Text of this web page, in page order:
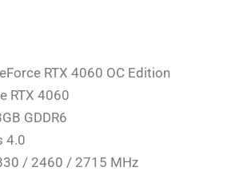
RTX 4060 OC Edition
RTX 4060
GDDR6
4.0
/ 2460 / 2715 MHz